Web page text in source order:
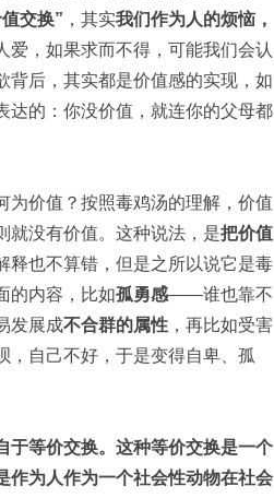
交换” ，其实我们作为人的烦恼，
爱，如果求而不得，可能我们会认
背后，其实都是价值感的实现，如
达的：你没价值，就连你的父母都
为价值？按照毒鸡汤的理解，价值
就没有价值。这种说法，是把价值
释也不算错，但是之所以说它是毒
的内容，比如孤勇感——谁也靠不
发展成不合群的属性 ，再比如受害
自己不好，于是变得自卑、孤
于等价交换。这种等价交换是一个
作为人作为一个社会性动物在社会